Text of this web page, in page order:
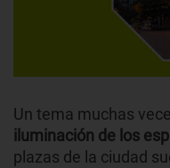
Un tema muchas
iluminación de los
plazas de la ciudad